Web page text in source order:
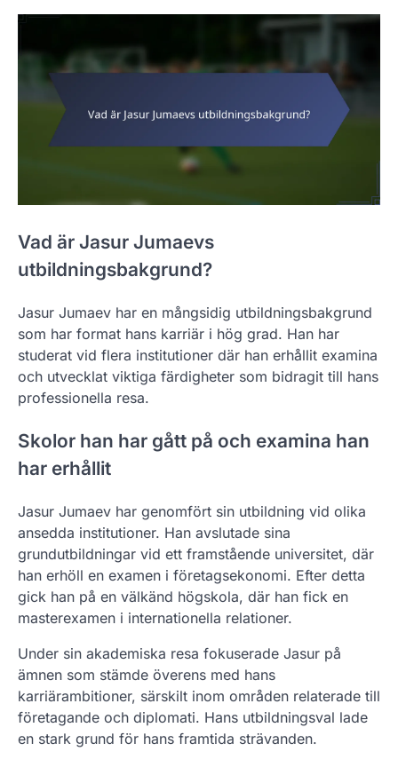
Vad är Jasur Jumaevs
utbildningsbakgrund?
Jasur Jumaev har en mångsidig utbildningsbakgrund
som har format hans karriär i hög grad. Han har
studerat vid flera institutioner där han erhållit examina
och utvecklat viktiga färdigheter som bidragit till hans
professionella resa.
Skolor han har gått på och examina han
har erhållit
Jasur Jumaev har genomfört sin utbildning vid olika
ansedda institutioner. Han avslutade sina
grundutbildningar vid ett framstående universitet, där
han erhöll en examen i företagsekonomi. Efter detta
gick han på en välkänd högskola, där han fick en
masterexamen i internationella relationer.
Under sin akademiska resa fokuserade Jasur på
ämnen som stämde överens med hans
karriärambitioner, särskilt inom områden relaterade till
företagande och diplomati. Hans utbildningsval lade
en stark grund för hans framtida strävanden.